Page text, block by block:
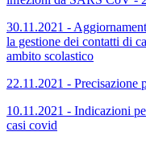
30.11.2021 -
la gestione dei contatti di
ambito scolastico
22.11.2021 - Precisazione
10.11.2021 - Indicazioni
casi covid